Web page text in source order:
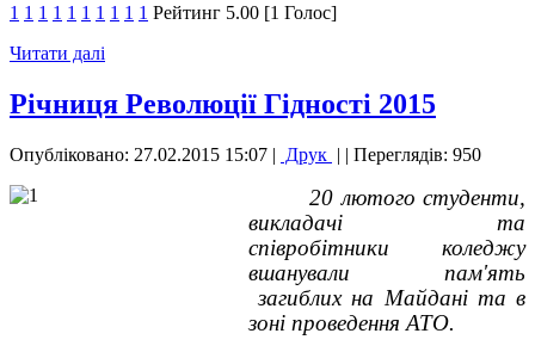
1 1 1 1 1 1 1 1 1 1 Рейтинг 5.00 [1 Голос]
Читати далі
Річниця Революції Гідності 2015
Опубліковано: 27.02.2015 15:07 | Друк | | Переглядів: 950
20 лютого студенти,
викладачі та
співробітники коледжу
вшанували пам'ять
загиблих на Майдані та в
зоні проведення АТО.